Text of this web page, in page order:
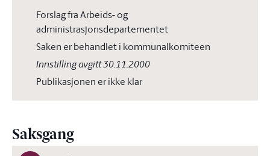
Forslag fra Arbeids- og
administrasjonsdepartementet
Saken er behandlet i kommunalkomiteen
Innstilling avgitt 30.11.2000
Publikasjonen er ikke klar
Saksgang